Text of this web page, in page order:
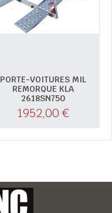
PORTE-VOITURES MIL
REMORQUE KLA
2618SN750
1952,00 €